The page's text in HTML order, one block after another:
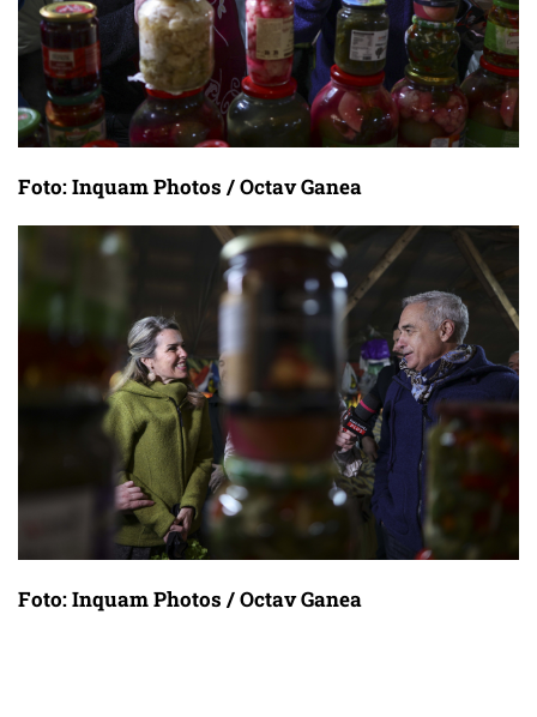
Foto: Inquam Photos / Octav Ganea
Foto: Inquam Photos / Octav Ganea